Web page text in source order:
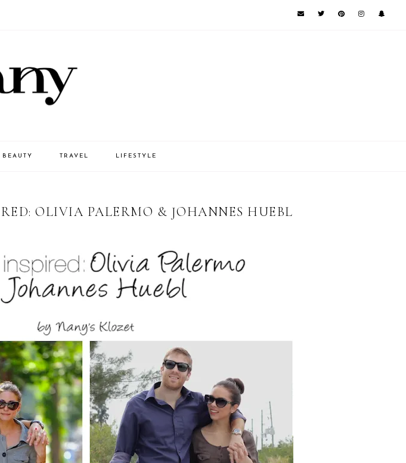
BEAUTY TRAVEL LIFESTYLE
OLIVIA PALERMO & JOHANNES HUEBL